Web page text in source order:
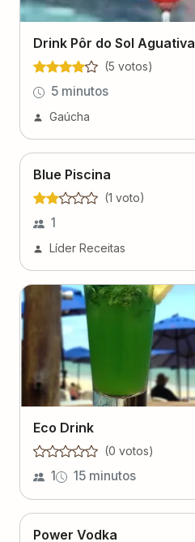
Drink Pôr do Sol Aguativa
(5 votos)
5 minutos
Gaúcha
Blue Piscina
(1 voto)
1
Líder Receitas
Eco Drink
(0 votos)
1 15 minutos
Power Vodka